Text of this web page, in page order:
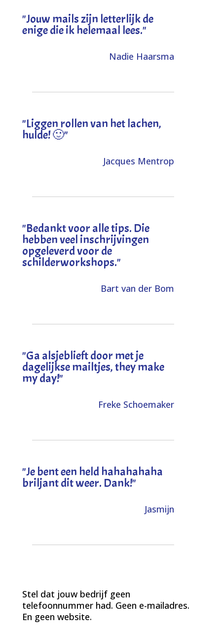
"Jouw mails zijn letterlijk de
enige die ik helemaal lees."
Nadie Haarsma
"Liggen rollen van het lachen,
hulde! 🙂"
Jacques Mentrop
"Bedankt voor alle tips. Die
hebben veel inschrijvingen
opgeleverd voor de
schilderworkshops."
Bart van der Bom
"Ga alsjeblieft door met je
dagelijkse mailtjes, they make
my day!"
Freke Schoemaker
"Je bent een held hahahahaha
briljant dit weer. Dank!"
Jasmijn
Stel dat jouw bedrijf geen
telefoonnummer had. Geen e-mailadres.
En geen website.